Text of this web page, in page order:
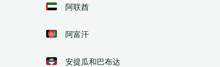
阿联酋
阿富汗
安提瓜和巴布达